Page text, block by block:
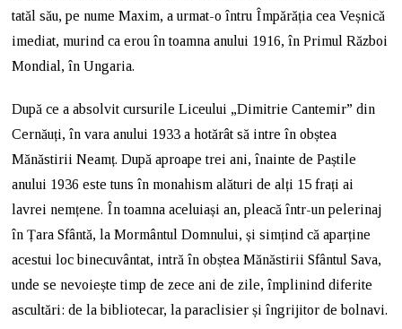
tatăl său, pe nume Maxim, a urmat-o întru Împărăția cea Veșnică
imediat, murind ca erou în toamna anului 1916, în Primul Război
Mondial, în Ungaria.
După ce a absolvit cursurile Liceului „Dimitrie Cantemir” din
Cernăuți, în vara anului 1933 a hotărât să intre în obștea
Mănăstirii Neamț. După aproape trei ani, înainte de Paștile
anului 1936 este tuns în monahism alături de alți 15 frați ai
lavrei nemțene. În toamna aceluiași an, pleacă într-un pelerinaj
în Țara Sfântă, la Mormântul Domnului, și simțind că aparține
acestui loc binecuvântat, intră în obștea Mănăstirii Sfântul Sava,
unde se nevoiește timp de zece ani de zile, împlinind diferite
ascultări: de la bibliotecar, la paraclisier și îngrijitor de bolnavi.